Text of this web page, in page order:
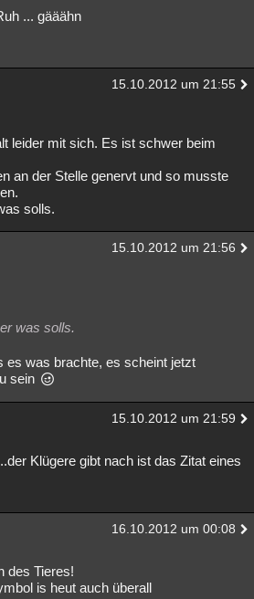
... gääähn
15.10.2012 um 21:55
leider mit sich. Es ist schwer beim
an der Stelle genervt und so musste
solls.
15.10.2012 um 21:56
was solls.
es was brachte, es scheint jetzt
sein
15.10.2012 um 21:59
Klügere gibt nach ist das Zitat eines
16.10.2012 um 00:08
des Tieres!
is heut auch überall